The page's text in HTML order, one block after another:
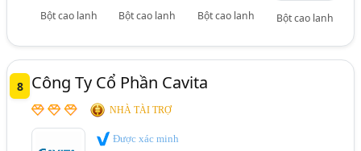
Bột cao lanh Bột cao lanh Bột cao lanh Bột cao lanh
8 Công Ty Cổ Phần Cavita
NHÀ TÀI TRỢ
Được xác minh